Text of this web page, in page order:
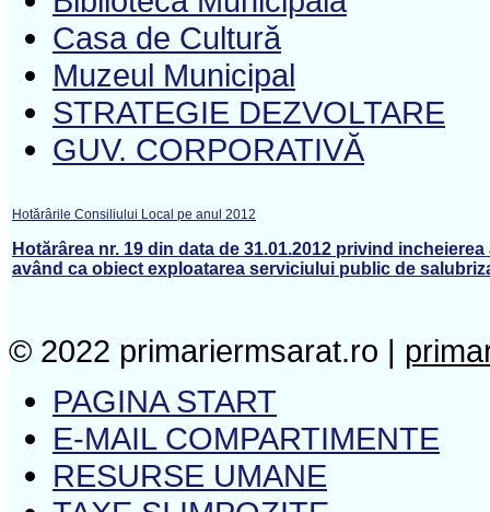
Casa de Cultură
Muzeul Municipal
STRATEGIE DEZVOLTARE
GUV. CORPORATIVĂ
Hotărârile Consiliului Local pe anul 2012
Hotărârea nr. 19 din data de 31.01.2012 privind
având ca obiect exploatarea serviciului public de
© 2022 primariermsarat.ro |
PAGINA START
E-MAIL COMPARTIMENTE
RESURSE UMANE